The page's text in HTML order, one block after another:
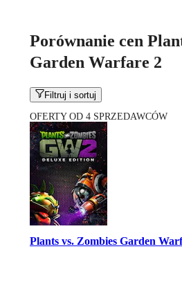
Porównanie cen
Garden Warfare 2
Filtruj i sortuj
OFERTY OD 4 SPRZEDAWCÓW
Plants vs. Zombies Garden